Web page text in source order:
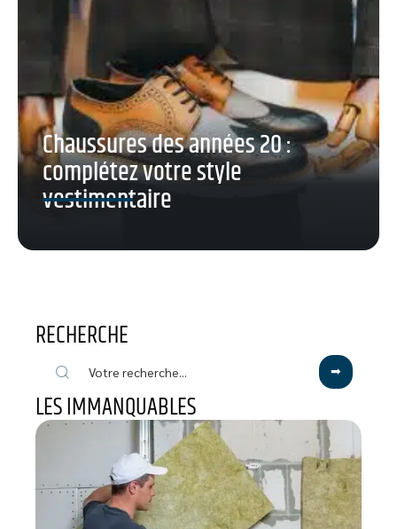
Chaussures des années 20 :
complétez votre style
vestimentaire
RECHERCHE
LES IMMANQUABLES